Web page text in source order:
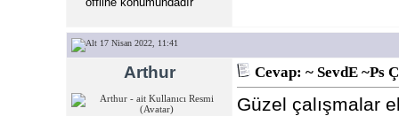
17 Nisan 2022, 11:41
Arthur Cevap: ~ SevdE ~Ps
Güzel çalışmalar